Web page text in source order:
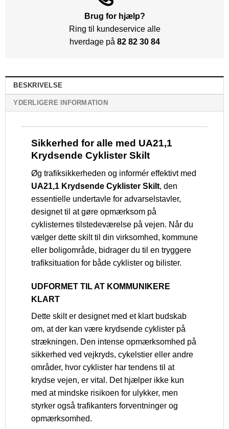
Brug for hjælp?
Ring til kundeservice alle
hverdage på 82 82 30 84
BESKRIVELSE
YDERLIGERE INFORMATION
Sikkerhed for alle med UA21,1
Krydsende Cyklister Skilt
Øg trafiksikkerheden og informér effektivt med
UA21,1 Krydsende Cyklister Skilt, den
essentielle undertavle for advarselstavler,
designet til at gøre opmærksom på
cyklisternes tilstedeværelse på vejen. Når du
vælger dette skilt til din virksomhed, kommune
eller boligområde, bidrager du til en tryggere
trafiksituation for både cyklister og bilister.
UDFORMET TIL AT KOMMUNIKERE
KLART
Dette skilt er designet med et klart budskab
om, at der kan være krydsende cyklister på
strækningen. Den intense opmærksomhed på
sikkerhed ved vejkryds, cykelstier eller andre
områder, hvor cyklister har tendens til at
krydse vejen, er vital. Det hjælper ikke kun
med at mindske risikoen for ulykker, men
styrker også trafikanters forventninger og
opmærksomhed.